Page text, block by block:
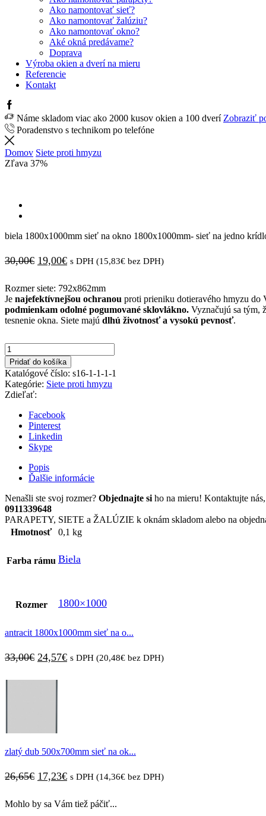
Ako namontovať sieť?
Ako namontovať žalúziu?
Ako namontovať okno?
Aké okná predávame?
Doprava
Výroba okien a dverí na mieru
Referencie
Kontakt
Facebook
Náme skladom viac ako 2000 kusov okien a 100 dverí Zobraziť
Poradenstvo s technikom po telefóne
Domov Siete proti hmyzu
Zľava 37%
biela 1800x1000mm sieť na okno 1800x1000mm- sieť na jedno
30,00€ Pôvodná
bola:
30,00€.
19,00€Aktuálna
je:
19,00€.
s DPH (15,83€ bez DPH)
Rozmer siete: 792x862mm
Je najefektívnejšou ochranou proti prieniku dotieravého hmyzu
podmienkam odolné pogumované sklovlákno. Vyznačujú sa tým,
tesnenie okna. Siete majú dlhú životnosť a vysokú pevnosť.
množstvo
biela
1800x1000mm
sieť
na
okno
1800x1000mm-
jedno
okna
Pridať do košíka
Katalógové číslo: s16-1-1-1-1
Kategórie: Siete proti hmyzu
Zdieľať:
Facebook
Pinterest
Linkedin
Skype
Popis
Ďalšie informácie
Nenašli ste svoj rozmer? Objednajte si ho na mieru! Kontaktujte
0911339648
PARAPETY, SIETE a ŽALÚZIE k oknám skladom alebo na
Hmotnosť
0,1 kg
Farba rámu Biela
Rozmer 1800×1000
antracit 1800x1000mm sieť na o...
33,00€ Pôvodná
24,57€Aktuálna
s DPH (20,48€ bez DPH)
zlatý dub 500x700mm sieť na ok...
26,65€ Pôvodná
bola:
17,23€Aktuálna
je:
s DPH (14,36€ bez DPH)
Mohlo by sa Vám tiež páčiť...